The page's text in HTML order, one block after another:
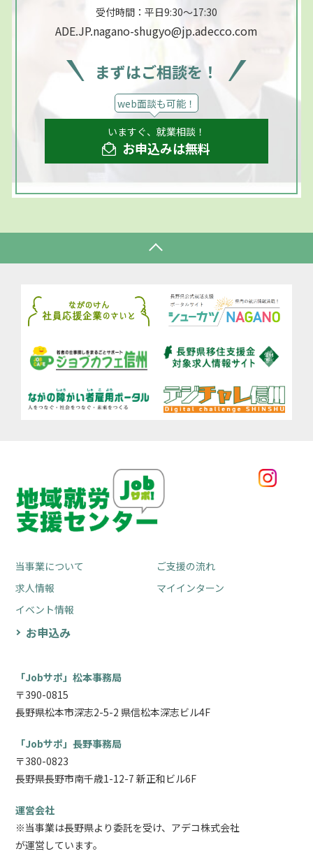
受付時間：平日9:30～17:30
ADE.JP.nagano-shugyo@jp.adecco.com
まずはご相談を！
web面談も可能！
いますぐ、就業相談！
お申込みは無料
当事業について
ご支援の流れ
求人情報
マイインターン
イベント情報
お申込み
「Jobサポ」松本事務局
〒390-0815
長野県松本市深志2-5-2 県信松本深志ビル4F
「Jobサポ」長野事務局
〒380-0823
長野県長野市南千歳1-12-7 新正和ビル6F
運営会社
※当事業は長野県より委託を受け、アデコ株式会社
が運営しています。